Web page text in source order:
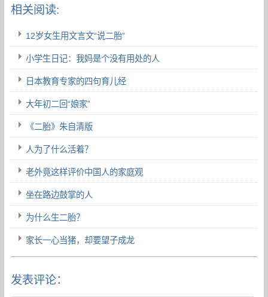
相关阅读:
12岁女生用文言文“说二胎”
小学生日记：我妈是个没有用处的人
日本教育专家的四句育儿经
大年初二回“娘家”
《二胎》朱自清版
人为了什么活着？
老外竟这样评价中国人的家庭观
坐在路边鼓掌的人
为什么生二胎？
家长一心当猪，却要望子成龙
发表评论：